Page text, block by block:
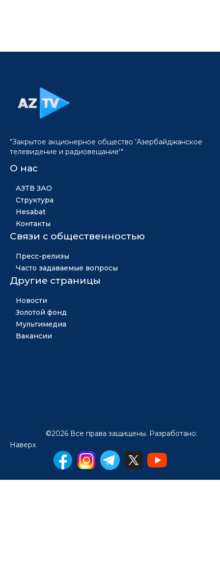
"Закрытое акционерное общество 'Азербайджанское
телевидение и радиовещание'"
О нас
АЗТВ ЗАО
Структура
Hesabat
Контакты
Связи с общественностью
Пресс-релизы
Часто задаваемые вопросы
Другие страницы
Новости
Золотой фонд
Мультимедиа
Вакансии
Copyright ©2026 Все права защищены. Разработано:
Midiya
Наверх